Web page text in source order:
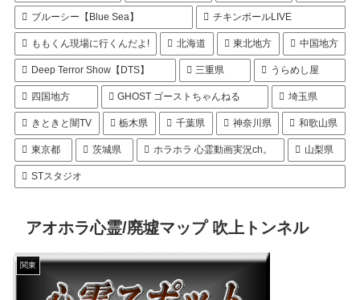
ブルーシー【Blue Sea】 チキンボールLIVE
ももくん現場に行くんだよ! 北海道 東北地方 中国地方
Deep Terror Show【DTS】 三重県 うらめし屋
四国地方 GHOST ゴーストちゃんねる 埼玉県
きときと闇TV 栃木県 千葉県 神奈川県 和歌山県
東京都 茨城県 ホラホラ 心霊動画実況ch。 山梨県
STスタジオ
アオホラ心霊/廃墟マップ 吹上トンネル
関東